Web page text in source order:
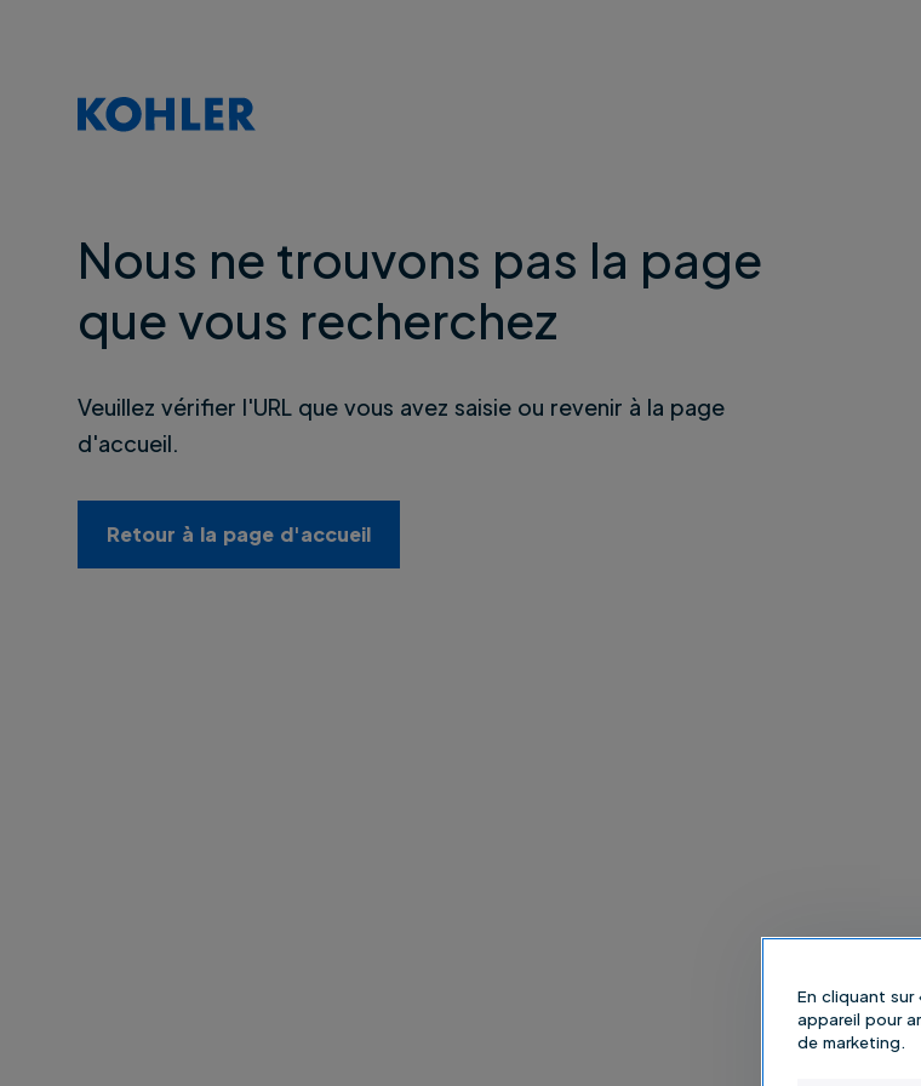
Nous ne trouvons pas la page
que vous recherchez
Veuillez vérifier l'URL que vous avez saisie ou revenir à la page
d'accueil.
Retour à la page d'accueil
En cliquant
appareil pour
de marketing.